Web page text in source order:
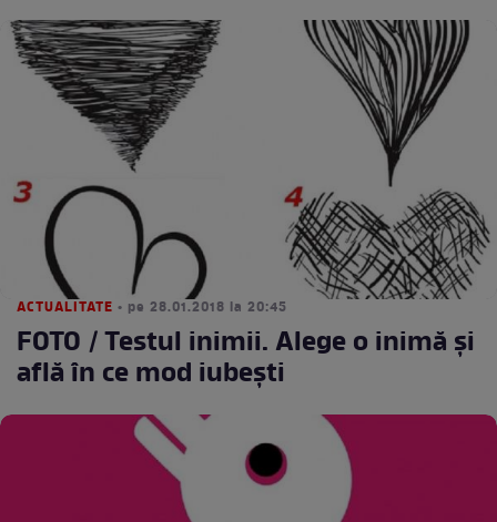
ACTUALITATE • pe 28.01.2018 la 20:45
FOTO / Testul inimii. Alege o inimă şi
află în ce mod iubeşti